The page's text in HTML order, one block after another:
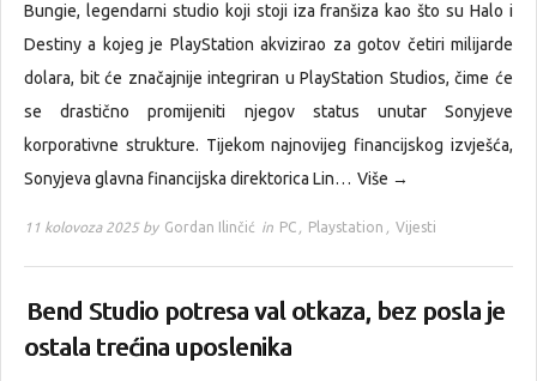
Bungie, legendarni studio koji stoji iza franšiza kao što su Halo i
Destiny a kojeg je PlayStation akvizirao za gotov četiri milijarde
dolara, bit će značajnije integriran u PlayStation Studios, čime će
se drastično promijeniti njegov status unutar Sonyjeve
korporativne strukture. Tijekom najnovijeg financijskog izvješća,
Sonyjeva glavna financijska direktorica Lin… Više →
11 kolovoza 2025 by Gordan Ilinčić in PC , Playstation , Vijesti
Bend Studio potresa val otkaza, bez posla je
ostala trećina uposlenika